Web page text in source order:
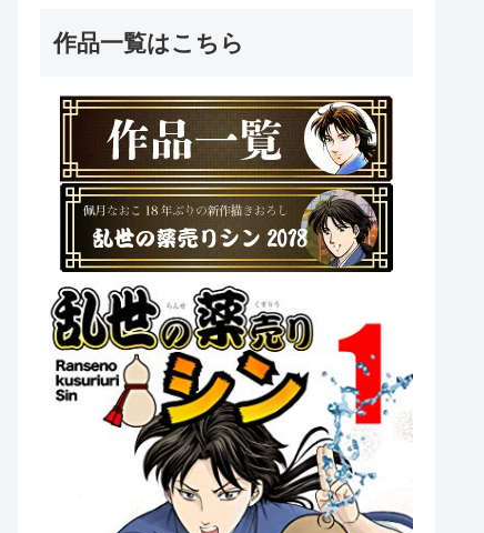
作品一覧はこちら